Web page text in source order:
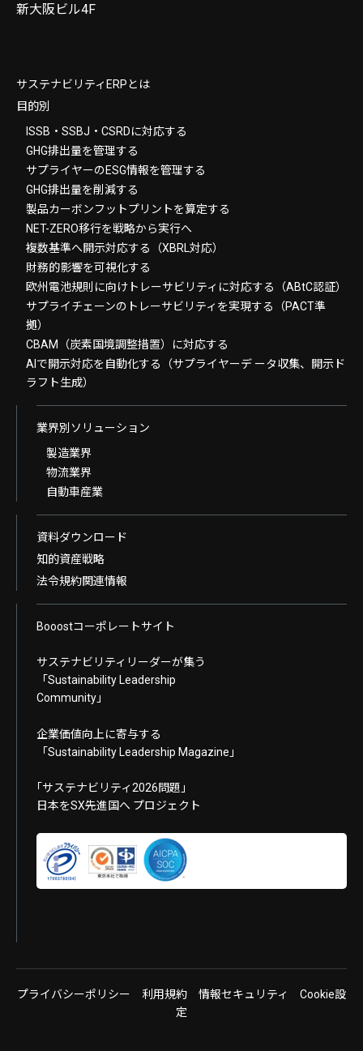
新大阪ビル4F
サステナビリティERPとは
目的別
ISSB・SSBJ・CSRDに対応する
GHG排出量を管理する
サプライヤーのESG情報を管理する
GHG排出量を削減する
製品カーボンフットプリントを算定する
NET-ZERO移行を戦略から実行へ
複数基準へ開示対応する（XBRL対応）
財務的影響を可視化する
欧州電池規則に向けトレーサビリティに対応する（ABtC認証）
サプライチェーンのトレーサビリティを実現する（PACT準
拠）
CBAM（炭素国境調整措置）に対応する
AIで開示対応を自動化する（サプライヤーデ ータ収集、開示ド
ラフト生成）
業界別ソリューション
製造業界
物流業界
自動車産業
資料ダウンロード
知的資産戦略
法令規約関連情報
Booostコーポレートサイト
サステナビリティリーダーが集う
「Sustainability Leadership
Community」
企業価値向上に寄与する
「Sustainability Leadership Magazine」
｢サステナビリティ2026問題｣
日本をSX先進国へ プロジェクト
プライバシーポリシー 利用規約 情報セキュリティ
Cookie設
定